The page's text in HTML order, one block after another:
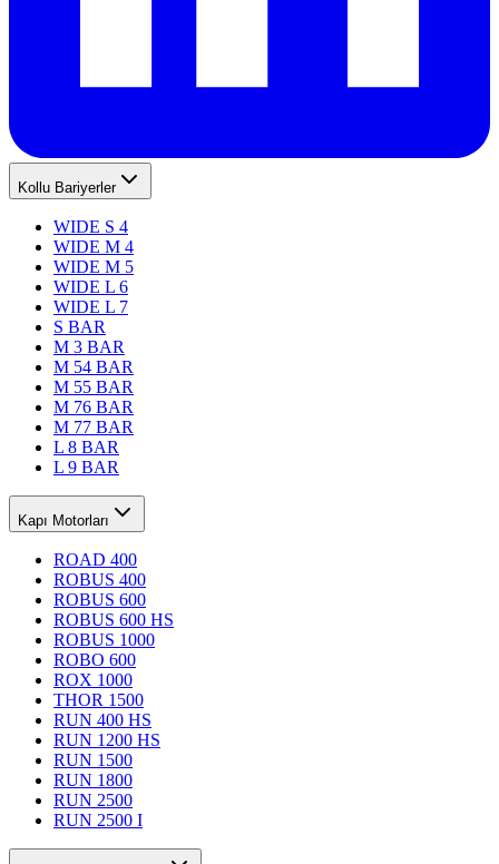
Kollu Bariyerler
WIDE S 4
WIDE M 4
WIDE M 5
WIDE L 6
WIDE L 7
S BAR
M 3 BAR
M 54 BAR
M 55 BAR
M 76 BAR
M 77 BAR
L 8 BAR
L 9 BAR
Kapı Motorları
ROAD 400
ROBUS 400
ROBUS 600
ROBUS 600 HS
ROBUS 1000
ROBO 600
ROX 1000
THOR 1500
RUN 400 HS
RUN 1200 HS
RUN 1500
RUN 1800
RUN 2500
RUN 2500 I